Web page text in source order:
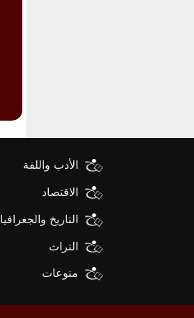
الأدب واللفة
الاقتصاد
التاريخ والجغرافيا
التراث
منوعات